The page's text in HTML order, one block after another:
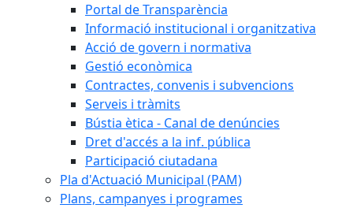
Portal de Transparència
Informació institucional i organitzativa
Acció de govern i normativa
Gestió econòmica
Contractes, convenis i subvencions
Serveis i tràmits
Bústia ètica - Canal de denúncies
Dret d'accés a la inf. pública
Participació ciutadana
Pla d'Actuació Municipal (PAM)
Plans, campanyes i programes